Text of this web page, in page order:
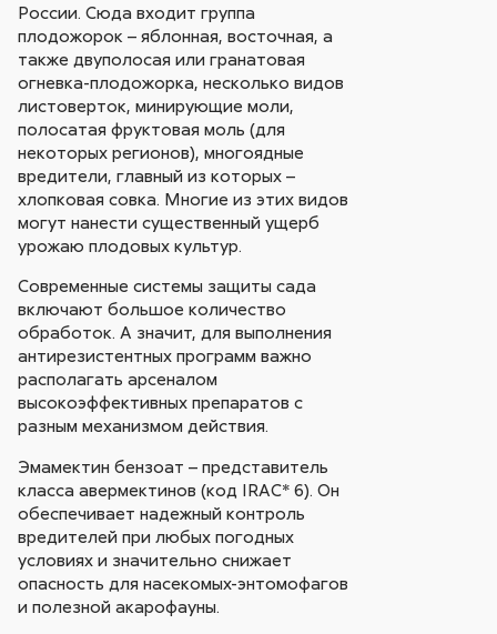
России. Сюда входит группа
плодожорок – яблонная, восточная, а
также двуполосая или гранатовая
огневка-плодожорка, несколько видов
листоверток, минирующие моли,
полосатая фруктовая моль (для
некоторых регионов), многоядные
вредители, главный из которых –
хлопковая совка. Многие из этих видов
могут нанести существенный ущерб
урожаю плодовых культур.
Современные системы защиты сада
включают большое количество
обработок. А значит, для выполнения
антирезистентных программ важно
располагать арсеналом
высокоэффективных препаратов с
разным механизмом действия.
Эмамектин бензоат – представитель
класса авермектинов (код IRAC* 6). Он
обеспечивает надежный контроль
вредителей при любых погодных
условиях и значительно снижает
опасность для насекомых-энтомофагов
и полезной акарофауны.